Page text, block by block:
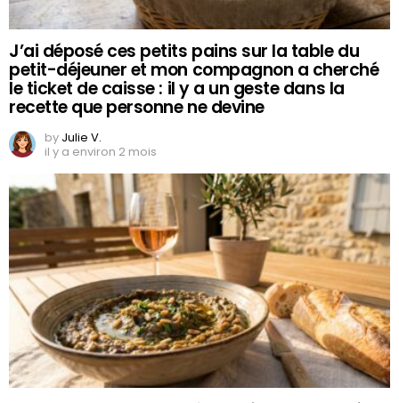
J’ai déposé ces petits pains sur la table du
petit-déjeuner et mon compagnon a cherché
le ticket de caisse : il y a un geste dans la
recette que personne ne devine
by Julie V.
il y a environ 2 mois